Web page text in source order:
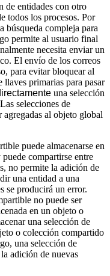
de entidades con otro
todos los procesos. Por
búsqueda compleja para
permite al usuario final
necesita enviar un
El envío de los correos
para evitar bloquear al
primarias para pasar
una selección
selecciones de
agregadas al objeto global
puede almacenarse en
compartirse entre
no permite la adición de
una entidad a una
se producirá un error.
no puede ser
en un objeto o
una selección de
o colección compartido
una selección de
adición de nuevas